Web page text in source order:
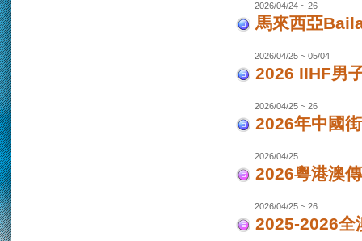
2026/04/24 ~ 26
馬來西亞
2026/04/25 ~ 05/04
2026 IIHF男
2026/04/25 ~ 26
2026年中國
2026/04/25
2026粵港澳
2026/04/25 ~ 26
2025-2026全